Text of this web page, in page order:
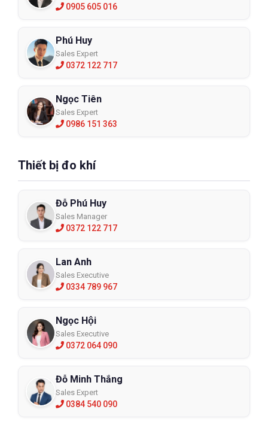
0905 605 016
Phú Huy
Sales Expert
0372 122 717
Ngọc Tiên
Sales Expert
0986 151 363
Thiết bị đo khí
Đỗ Phú Huy
Sales Manager
0372 122 717
Lan Anh
Sales Executive
0334 789 967
Ngọc Hội
Sales Executive
0372 064 090
Đỗ Minh Thắng
Sales Expert
0384 540 090